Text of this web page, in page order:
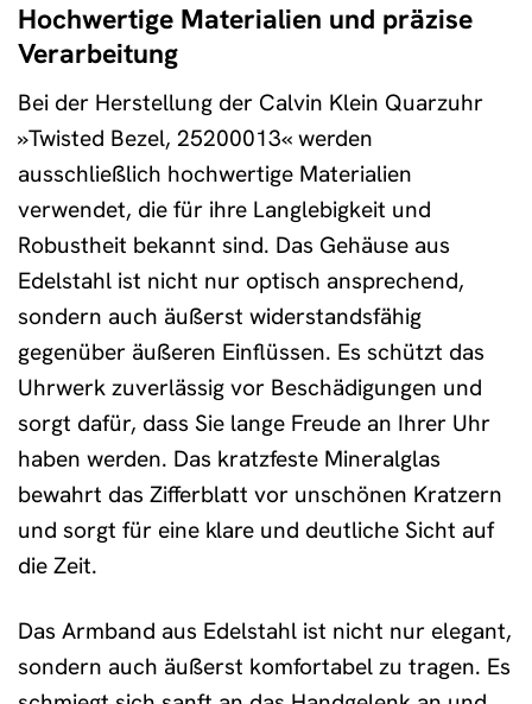
Hochwertige Materialien und präzise
Verarbeitung
Bei der Herstellung der Calvin Klein Quarzuhr
»Twisted Bezel, 25200013« werden
ausschließlich hochwertige Materialien
verwendet, die für ihre Langlebigkeit und
Robustheit bekannt sind. Das Gehäuse aus
Edelstahl ist nicht nur optisch ansprechend,
sondern auch äußerst widerstandsfähig
gegenüber äußeren Einflüssen. Es schützt das
Uhrwerk zuverlässig vor Beschädigungen und
sorgt dafür, dass Sie lange Freude an Ihrer Uhr
haben werden. Das kratzfeste Mineralglas
bewahrt das Zifferblatt vor unschönen Kratzern
und sorgt für eine klare und deutliche Sicht auf
die Zeit.
Das Armband aus Edelstahl ist nicht nur elegant,
sondern auch äußerst komfortabel zu tragen. Es